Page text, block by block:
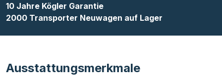
10 Jahre Kögler Garantie
2000 Transporter Neuwagen auf Lager
Ausstattungsmerkmale